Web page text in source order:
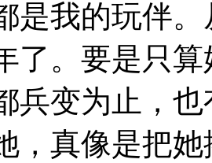
是我的玩伴
了。要是只
兵变为止，
，真像是把